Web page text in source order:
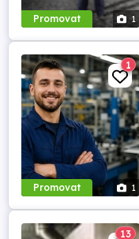
Promovat 1
Promovat 1
1
13